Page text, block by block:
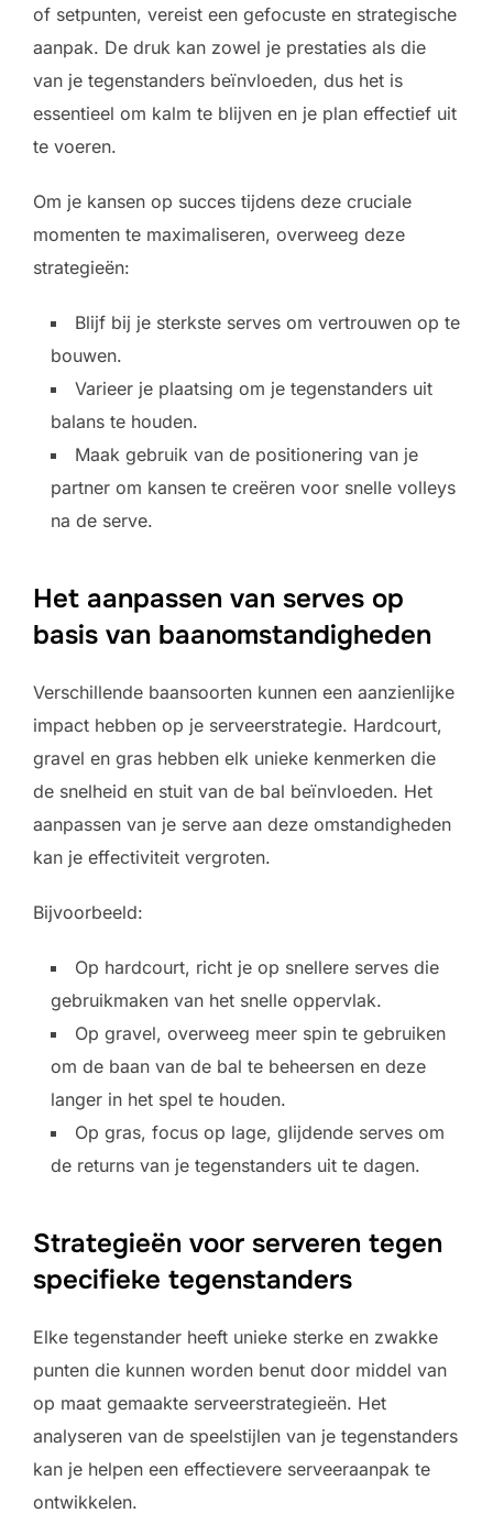
of setpunten, vereist een gefocuste en strategische
aanpak. De druk kan zowel je prestaties als die
van je tegenstanders beïnvloeden, dus het is
essentieel om kalm te blijven en je plan effectief uit
te voeren.
Om je kansen op succes tijdens deze cruciale
momenten te maximaliseren, overweeg deze
strategieën:
Blijf bij je sterkste serves om vertrouwen op te
bouwen.
Varieer je plaatsing om je tegenstanders uit
balans te houden.
Maak gebruik van de positionering van je
partner om kansen te creëren voor snelle volleys
na de serve.
Het aanpassen van serves op
basis van baanomstandigheden
Verschillende baansoorten kunnen een aanzienlijke
impact hebben op je serveerstrategie. Hardcourt,
gravel en gras hebben elk unieke kenmerken die
de snelheid en stuit van de bal beïnvloeden. Het
aanpassen van je serve aan deze omstandigheden
kan je effectiviteit vergroten.
Bijvoorbeeld:
Op hardcourt, richt je op snellere serves die
gebruikmaken van het snelle oppervlak.
Op gravel, overweeg meer spin te gebruiken
om de baan van de bal te beheersen en deze
langer in het spel te houden.
Op gras, focus op lage, glijdende serves om
de returns van je tegenstanders uit te dagen.
Strategieën voor serveren tegen
specifieke tegenstanders
Elke tegenstander heeft unieke sterke en zwakke
punten die kunnen worden benut door middel van
op maat gemaakte serveerstrategieën. Het
analyseren van de speelstijlen van je tegenstanders
kan je helpen een effectievere serveeraanpak te
ontwikkelen.